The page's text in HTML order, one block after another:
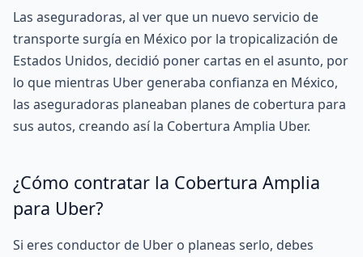
Las aseguradoras, al ver que un nuevo servicio de
transporte surgía en México por la tropicalización de
Estados Unidos, decidió poner cartas en el asunto, por
lo que mientras Uber generaba confianza en México,
las aseguradoras planeaban planes de cobertura para
sus autos, creando así la Cobertura Amplia Uber.
¿Cómo contratar la Cobertura Amplia
para Uber?
Si eres conductor de Uber o planeas serlo, debes